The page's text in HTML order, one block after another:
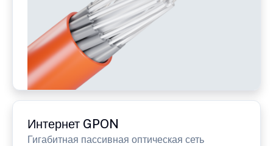
Интернет GPON
Гигабитная пассивная оптическая сеть